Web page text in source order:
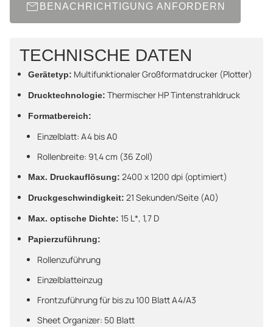
BENACHRICHTIGUNG ANFORDERN
TECHNISCHE DATEN
Gerätetyp: Multifunktionaler Großformatdrucker (Plotter)
Drucktechnologie: Thermischer HP Tintenstrahldruck
Formatbereich:
Einzelblatt: A4 bis A0
Rollenbreite: 91,4 cm (36 Zoll)
Max. Druckauflösung: 2400 x 1200 dpi (optimiert)
Druckgeschwindigkeit: 21 Sekunden/Seite (A0)
Max. optische Dichte: 15 L*, 1,7 D
Papierzuführung:
Rollenzuführung
Einzelblatteinzug
Frontzuführung für bis zu 100 Blatt A4/A3
Sheet Organizer: 50 Blatt